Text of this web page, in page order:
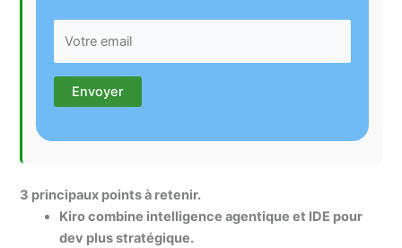
3 principaux points à retenir.
Kiro combine intelligence agentique et IDE pour
dev plus stratégique.